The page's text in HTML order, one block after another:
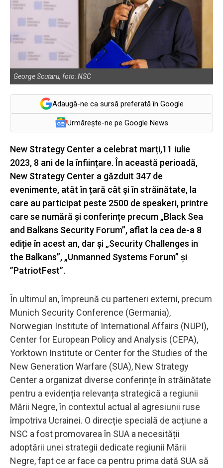
George Scutaru, foto: NSC
Adaugă-ne ca sursă preferată în Google
Urmărește-ne pe Google News
New Strategy Center a celebrat marți,11 iulie
2023, 8 ani de la înființare. În această perioadă,
New Strategy Center a găzduit 347 de
evenimente, atât în țară cât și în străinătate, la
care au participat peste 2500 de speakeri, printre
care se numără și conferințe precum „Black Sea
and Balkans Security Forum”, aflat la cea de-a 8
ediție în acest an, dar și „Security Challenges in
the Balkans”, „Unmanned Systems Forum” și
”PatriotFest”.
În ultimul an, împreună cu parteneri externi, precum
Munich Security Conference (Germania),
Norwegian Institute of International Affairs (NUPI),
Center for European Policy and Analysis (CEPA),
Yorktown Institute or Center for the Studies of the
New Generation Warfare (SUA), New Strategy
Center a organizat diverse conferințe în străinătate
pentru a evidenția relevanța strategică a regiunii
Mării Negre, în contextul actual al agresiunii ruse
împotriva Ucrainei. O direcție specială de acțiune a
NSC a fost promovarea în SUA a necesității
adoptării unei strategii dedicate regiunii Mării
Negre, fapt ce ar face ca pentru prima dată SUA să